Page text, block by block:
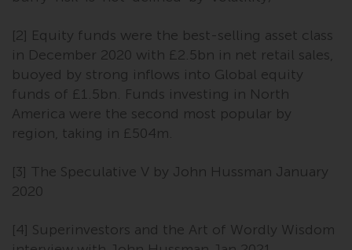
Redwheel und seinen
verbundenen Unternehmen
angebotenen Produkte und
Dienstleistungen sind erhebliche
Risiken verbunden.
Wechselkursschwankungen
auf den Wert von auf
Bestimmte Anlagen,
insbesondere alternative Fonds
[2] Equity funds were the best-selling asset class
in December 2020 with £2.5bn in net retail sales,
buoyed by strong inflows into Global equity
funds of £1.5bn. Funds investing in North
America were the second most popular by
region, taking in £504m.
[3] The Speculative V by John Hussman January
2020
[4] Superinvestors and the Art of Wordly Wisdom